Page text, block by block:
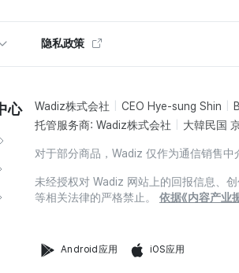
隐私政策
心 Wadiz株式会社 CEO Hye-sung Shin
托管服务商: Wadiz株式会社
大韓民国
对于部分商品，Wadiz 仅作为通信销售
未经授权对 Wadiz 网站上的回报信息、创
等相关法律的严格禁止。
依据《内容产业
Android应用 iOS应用